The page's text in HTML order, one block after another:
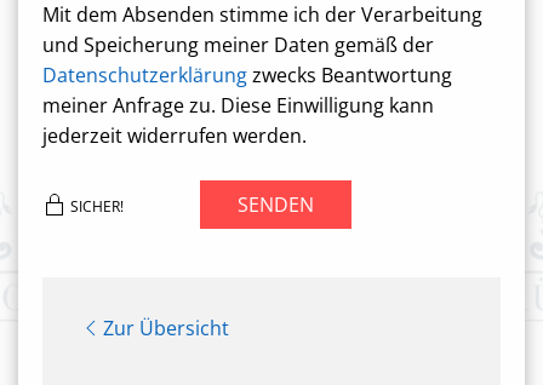
Mit dem Absenden stimme ich der Verarbeitung
und Speicherung meiner Daten gemäß der
Datenschutzerklärungzwecks Beantwortung
meiner Anfrage zu. Diese Einwilligung kann
jederzeit widerrufen werden.
SICHER! SENDEN
Zur Übersicht